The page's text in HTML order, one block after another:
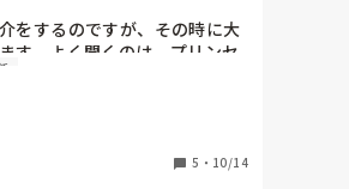
が多いお子さんで、どのよう
か悩んでいます。
をするのですが、その時に大
す。よく聞くのは、プリンセ
キュアなどで、たまにママに
)になりたいです😳｣と言い、
っていました(照)
なりそうなので、ここで言わ
5 ・ 10/14